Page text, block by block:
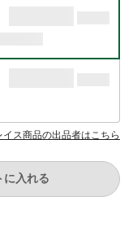
イス商品の出品者はこちら
に入れる